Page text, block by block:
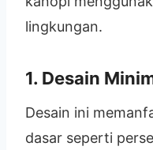
lingkungan.
1. Desain
Desain ini
dasar seperti